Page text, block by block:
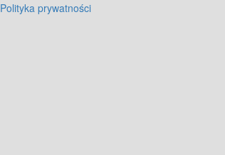
Polityka prywatności